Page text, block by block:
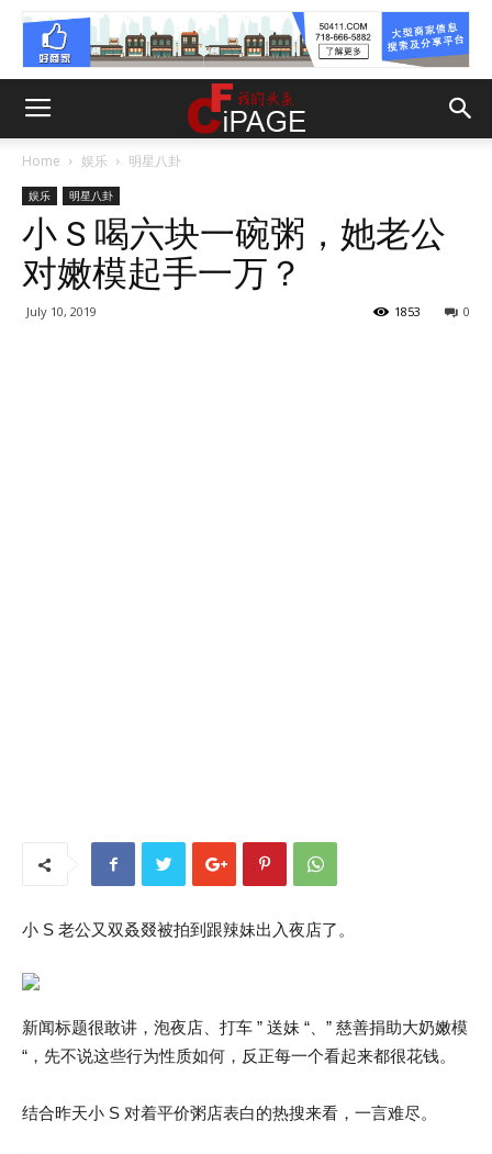
Home 娱乐 明星八卦
娱乐 明星八卦
小 S 喝六块一碗粥，她老公
对嫩模起手一万？
July 10, 2019 0
1853
小 S 老公又双叒叕被拍到跟辣妹出入夜店了。
新闻标题很敢讲，泡夜店、打车 ” 送妹 “、” 慈善捐助大奶嫩模
“，先不说这些行为性质如何，反正每一个看起来都很花钱。
结合昨天小 S 对着平价粥店表白的热搜来看，一言难尽。